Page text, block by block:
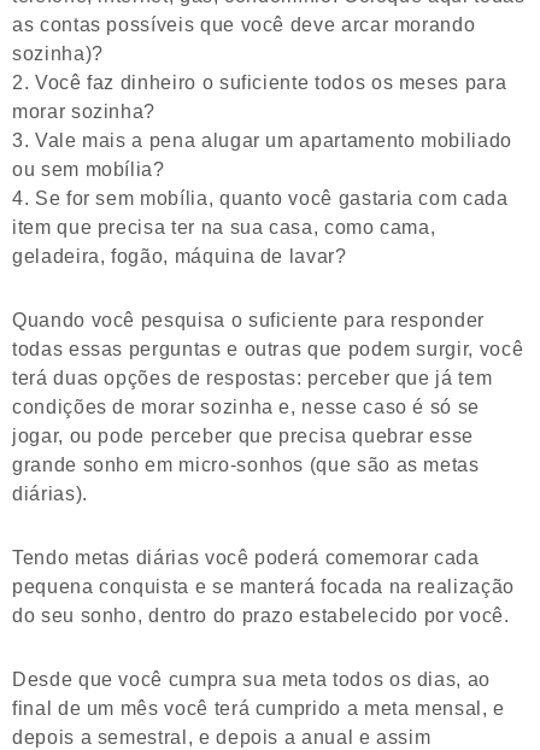
as contas possíveis que você deve arcar morando
sozinha)?
Você faz dinheiro o suficiente todos os meses para
morar sozinha?
Vale mais a pena alugar um apartamento mobiliado
ou sem mobília?
Se for sem mobília, quanto você gastaria com cada
item que precisa ter na sua casa, como cama,
geladeira, fogão, máquina de lavar?
Quando você pesquisa o suficiente para responder
todas essas perguntas e outras que podem surgir, você
terá duas opções de respostas: perceber que já tem
condições de morar sozinha e, nesse caso é só se
jogar, ou pode perceber que precisa quebrar esse
grande sonho em micro-sonhos (que são as metas
diárias).
Tendo metas diárias você poderá comemorar cada
pequena conquista e se manterá focada na realização
do seu sonho, dentro do prazo estabelecido por você.
Desde que você cumpra sua meta todos os dias, ao
final de um mês você terá cumprido a meta mensal, e
depois a semestral, e depois a anual e assim